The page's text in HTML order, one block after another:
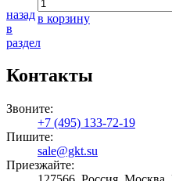
в корзину
назад
в
раздел
Контакты
Звоните:
+7 (495) 133-72-19
Пишите:
sale@gkt.su
Приезжайте: